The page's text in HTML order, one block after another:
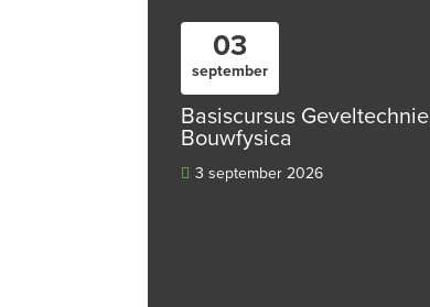
03
september
Basiscursus
Bouwfysica
3 september 2026